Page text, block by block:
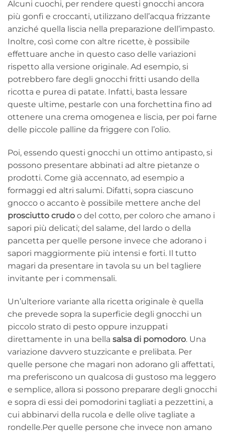
Alcuni cuochi, per rendere questi gnocchi ancora
più gonfi e croccanti, utilizzano dell’acqua frizzante
anziché quella liscia nella preparazione dell’impasto.
Inoltre, così come con altre ricette, è possibile
effettuare anche in questo caso delle variazioni
rispetto alla versione originale. Ad esempio, si
potrebbero fare degli gnocchi fritti usando della
ricotta e purea di patate. Infatti, basta lessare
queste ultime, pestarle con una forchettina fino ad
ottenere una crema omogenea e liscia, per poi farne
delle piccole palline da friggere con l’olio.
Poi, essendo questi gnocchi un ottimo antipasto, si
possono presentare abbinati ad altre pietanze o
prodotti. Come già accennato, ad esempio a
formaggi ed altri salumi. Difatti, sopra ciascuno
gnocco o accanto è possibile mettere anche del
prosciutto crudo o del cotto, per coloro che amano i
sapori più delicati; del salame, del lardo o della
pancetta per quelle persone invece che adorano i
sapori maggiormente più intensi e forti. Il tutto
magari da presentare in tavola su un bel tagliere
invitante per i commensali.
Un’ulteriore variante alla ricetta originale è quella
che prevede sopra la superficie degli gnocchi un
piccolo strato di pesto oppure inzuppati
direttamente in una bella salsa di pomodoro. Una
variazione davvero stuzzicante e prelibata. Per
quelle persone che magari non adorano gli affettati,
ma preferiscono un qualcosa di gustoso ma leggero
e semplice, allora si possono preparare degli gnocchi
e sopra di essi dei pomodorini tagliati a pezzettini, a
cui abbinarvi della rucola e delle olive tagliate a
rondelle.Per quelle persone che invece non amano